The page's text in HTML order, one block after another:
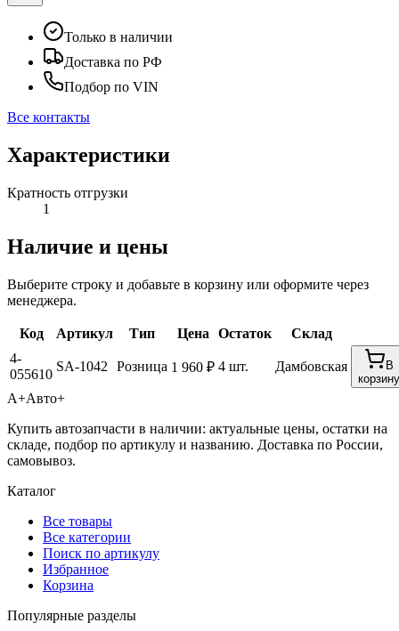
Только в наличии
Доставка по РФ
Подбор по VIN
Все контакты
Характеристики
Кратность отгрузки
1
Наличие и цены
Выберите строку и добавьте в корзину или оформите через
менеджера.
Код Артикул Тип Цена Остаток
Склад
4-
055610
SA-1042 Розница 1 960 ₽ 4 шт. Дамбовская
В
корзину
А+Авто+
Купить автозапчасти в наличии: актуальные цены, остатки на
складе, подбор по артикулу и названию. Доставка по России,
самовывоз.
Каталог
Все товары
Все категории
Поиск по артикулу
Избранное
Корзина
Популярные разделы